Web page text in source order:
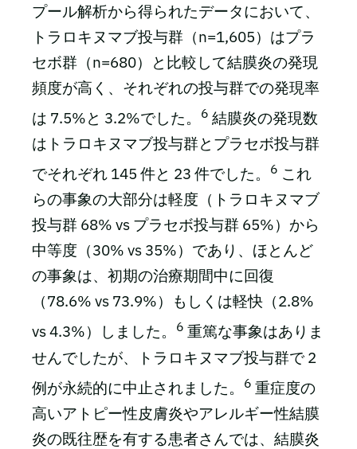
プール解析から得られたデータにおいて、
トラロキヌマブ投与群（n=1,605）はプラ
セボ群（n=680）と比較して結膜炎の発現
頻度が高く、それぞれの投与群での発現率
は 7.5%と 3.2%でした。
6 結膜炎の発現数
はトラロキヌマブ投与群とプラセボ投与群
でそれぞれ 145 件と 23 件でした。
6 これ
らの事象の大部分は軽度（トラロキヌマブ
投与群 68% vs プラセボ投与群 65%）から
中等度（30% vs 35%）であり、ほとんど
の事象は、初期の治療期間中に回復
（78.6% vs 73.9%）もしくは軽快（2.8%
vs 4.3%）しました。
6 重篤な事象はありま
せんでしたが、トラロキヌマブ投与群で 2
例が永続的に中止されました。
6 重症度の
高いアトピー性皮膚炎やアレルギー性結膜
炎の既往歴を有する患者さんでは、結膜炎